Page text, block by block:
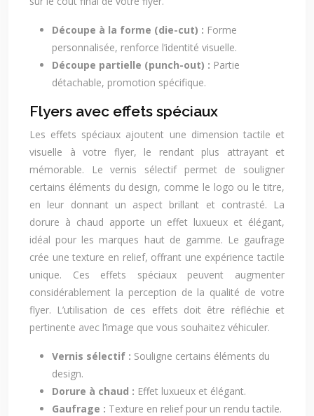
Découpe à la forme (die-cut) : Forme
personnalisée, renforce l’identité visuelle.
Découpe partielle (punch-out) : Partie
détachable, promotion spécifique.
Flyers avec effets spéciaux
Les effets spéciaux ajoutent une dimension tactile et
visuelle à votre flyer, le rendant plus attrayant et
mémorable. Le vernis sélectif permet de souligner
certains éléments du design, comme le logo ou le titre,
en leur donnant un aspect brillant et contrasté. La
dorure à chaud apporte un effet luxueux et élégant,
idéal pour les marques haut de gamme. Le gaufrage
crée une texture en relief, offrant une expérience tactile
unique. Ces effets spéciaux peuvent augmenter
considérablement la perception de la qualité de votre
flyer. L’utilisation de ces effets doit être réfléchie et
pertinente avec l’image que vous souhaitez véhiculer.
Vernis sélectif : Souligne certains éléments du
design.
Dorure à chaud : Effet luxueux et élégant.
Gaufrage : Texture en relief pour un rendu tactile.